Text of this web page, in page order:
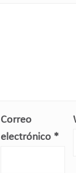
Correo
electrónico *